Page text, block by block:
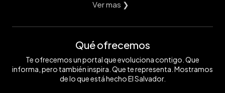
Ver mas ❯
Qué ofrecemos
Te ofrecemos un portal que evoluciona contigo. Que
informa, pero también inspira. Que te representa. Mostramos
de lo que está hecho El Salvador.